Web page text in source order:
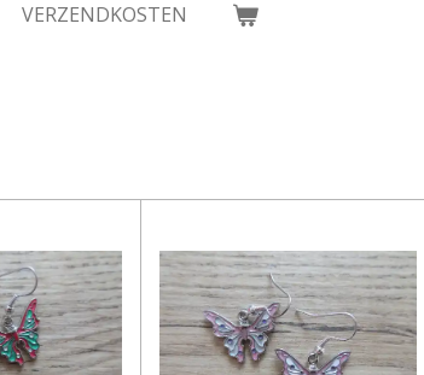
VERZENDKOSTEN